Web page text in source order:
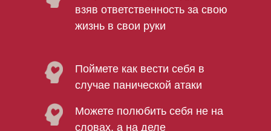
взяв ответственность за свою
жизнь в свои руки
Поймете как вести себя в
случае панической атаки
Можете полюбить себя не на
словах, а на деле